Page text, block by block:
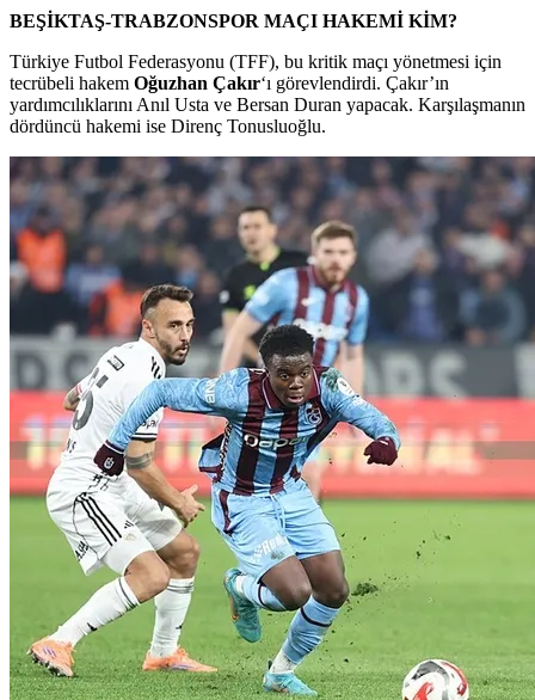
BEŞİKTAŞ-TRABZONSPOR MAÇI HAKEMİ KİM?
Türkiye Futbol Federasyonu (TFF), bu kritik maçı yönetmesi için
tecrübeli hakem Oğuzhan Çakır‘ı görevlendirdi. Çakır’ın
yardımcılıklarını Anıl Usta ve Bersan Duran yapacak. Karşılaşmanın
dördüncü hakemi ise Direnç Tonusluoğlu.